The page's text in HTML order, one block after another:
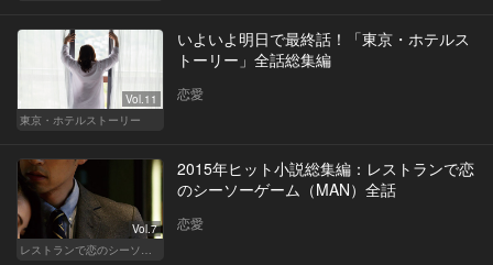
Vol.11
東京・ホテルストーリー
いよいよ明日で最終話！「東京・ホテルス
トーリー」全話総集編
恋愛
Vol.7
レストランで恋のシーソーゲーム（MAN）
2015年ヒット小説総集編：レストランで恋
のシーソーゲーム（MAN）全話
恋愛